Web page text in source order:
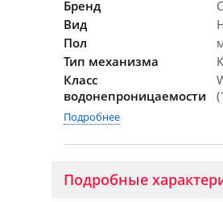
Бренд
Вид
Пол
Тип механизма
Класс
водонепроницаемости
Подробнее
Подробные